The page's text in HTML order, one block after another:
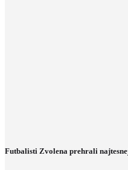
Futbalisti Zvolena prehrali